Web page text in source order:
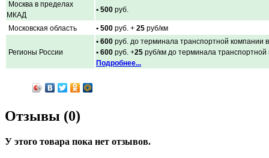
Москва в пределах
МКАД
• 500 руб.
Московская область • 500 руб. + 25 руб/км
Регионы России
• 600 руб. до терминала транспортной компании
• 600 руб. +25 руб/км до терминала
Подробнее...
Отзывы (0)
У этого товара пока нет отзывов.